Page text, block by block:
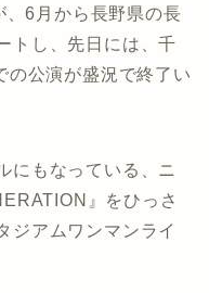
、6月から長野県の長
トし、先日には、千
の公演が盛況で終了い
にもなっている、ニ
』をひっさ
ジアムワンマンライ